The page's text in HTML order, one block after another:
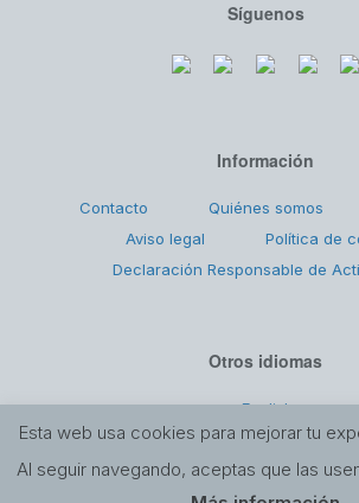
Síguenos
Información
Contacto Quiénes somos
Aviso legal
Política de
Declaración Responsable de
Otros idiomas
English
Copyright © 2026 Ángeles
Esta web usa cookies para mejorar tu
Al seguir navegando, aceptas que las